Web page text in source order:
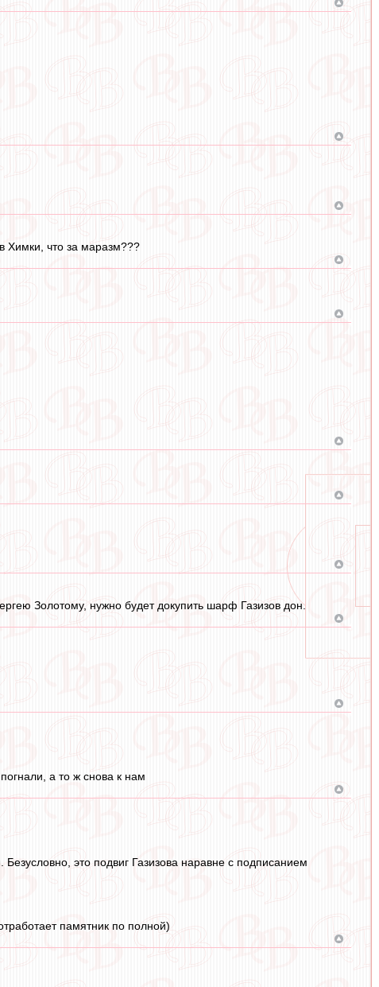
Химки, что за маразм???
Золотому, нужно будет докупить шарф Газизов дон.
а то ж снова к нам
это подвиг Газизова наравне с подписанием
памятник по полной)